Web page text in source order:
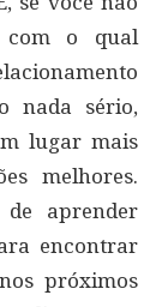
com o qual
nada sério,
lugar mais
melhores.
aprender
encontrar
próximos